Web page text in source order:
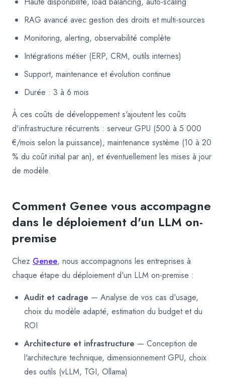
RAG avancé avec gestion des droits et multi-sources
Monitoring, alerting, observabilité complète
Intégrations métier (ERP, CRM, outils internes)
Support, maintenance et évolution continue
Durée : 3 à 6 mois
À ces coûts de développement s'ajoutent les coûts
d'infrastructure récurrents : serveur GPU (500 à 5 000
€/mois selon la puissance), maintenance système (10 à 20
% du coût initial par an), et éventuellement les mises à jour
de modèle.
Comment Genee vous accompagne
dans le déploiement d'un LLM on-
premise
Chez Genee, nous accompagnons les entreprises à
chaque étape du déploiement d'un LLM on-premise :
Audit et cadrage — Analyse de vos cas d'usage,
choix du modèle adapté, estimation du budget et du
ROI
Architecture et infrastructure — Conception de
l'architecture technique, dimensionnement GPU, choix
des outils (vLLM, TGI, Ollama)